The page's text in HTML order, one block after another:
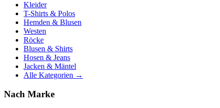
Kleider
T-Shirts & Polos
Hemden & Blusen
Westen
Röcke
Blusen & Shirts
Hosen & Jeans
Jacken & Mäntel
Alle Kategorien →
Nach Marke